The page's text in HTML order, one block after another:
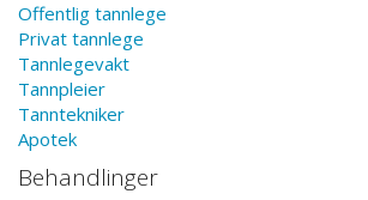
Offentlig tannlege
Privat tannlege
Tannlegevakt
Tannpleier
Tanntekniker
Apotek
Behandlinger